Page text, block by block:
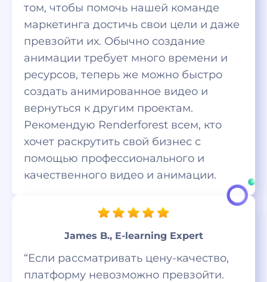
том, чтобы помочь нашей команде
маркетинга достичь свои цели и даже
превзойти их. Обычно создание
анимации требует много времени и
ресурсов, теперь же можно быстро
создать анимированное видео и
вернуться к другим проектам.
Рекомендую Renderforest всем, кто
хочет раскрутить свой бизнес с
помощью профессионального и
качественного видео и анимации.
James B., E-learning Expert
“Если рассматривать цену-качество,
платформу невозможно превзойти.